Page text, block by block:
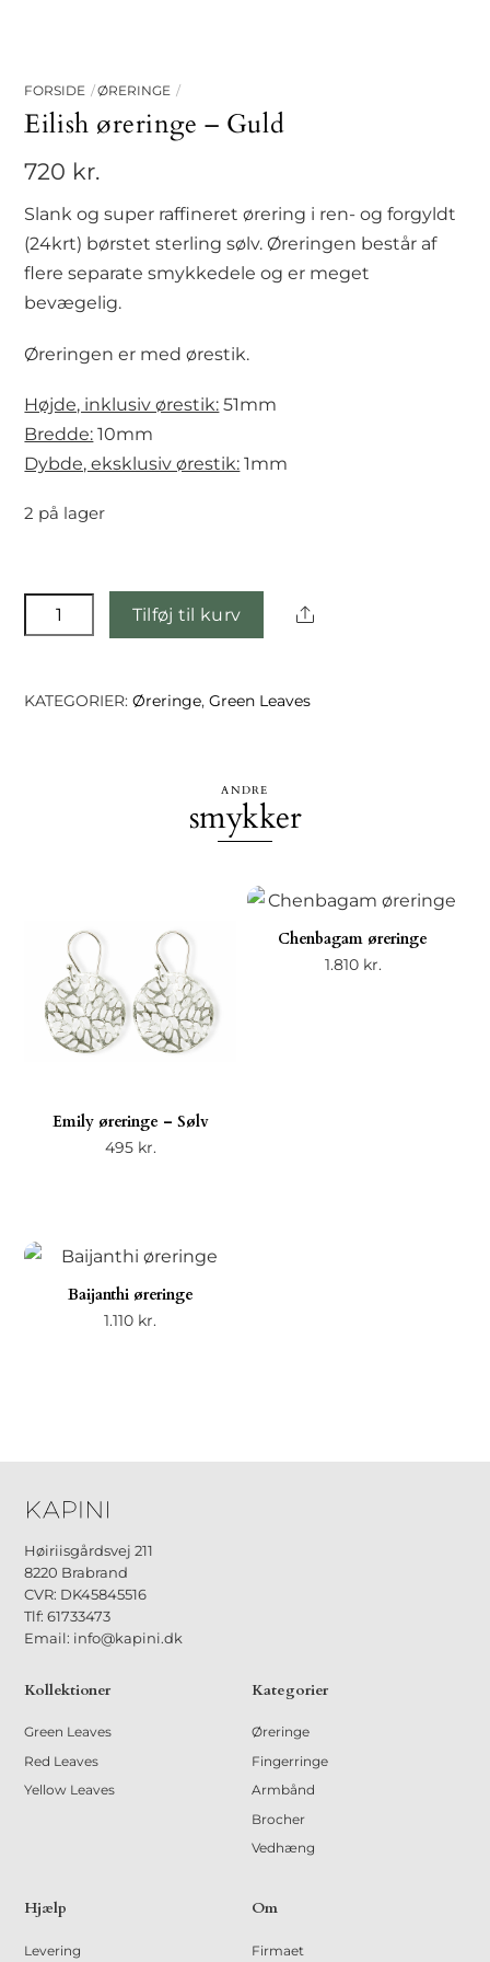
FORSIDE ØRERINGE
Eilish øreringe – Guld
720 kr.
Slank og super raffineret ørering i ren- og forgyldt
(24krt) børstet sterling sølv. Øreringen består af
flere separate smykkedele og er meget
bevægelig.
Øreringen er med ørestik.
Højde, inklusiv ørestik: 51mm
Bredde: 10mm
Dybde, eksklusiv ørestik: 1mm
2 på lager
Eilish
øreringe
Guld
Tilføj til kurv Share
KATEGORIER:Øreringe,Green Leaves
ANDRE
smykker
Emily øreringe – Sølv
495 kr.
Chenbagam øreringe
1.810 kr.
Baijanthi øreringe
1.110 kr.
Høiriisgårdsvej 211
8220 Brabrand
CVR: DK45845516
Tlf: 61733473
Email: info@kapini.dk
Kollektioner
Green Leaves
Red Leaves
Yellow Leaves
Kategorier
Øreringe
Fingerringe
Armbånd
Brocher
Vedhæng
Hjælp
Levering
Om
Firmaet